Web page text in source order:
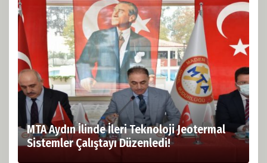
MTA Aydın İlinde İleri Teknoloji Jeotermal
Sistemler Çalıştayı Düzenledi!